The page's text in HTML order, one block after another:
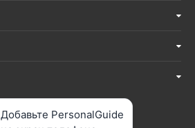
Добавьте PersonalGuide